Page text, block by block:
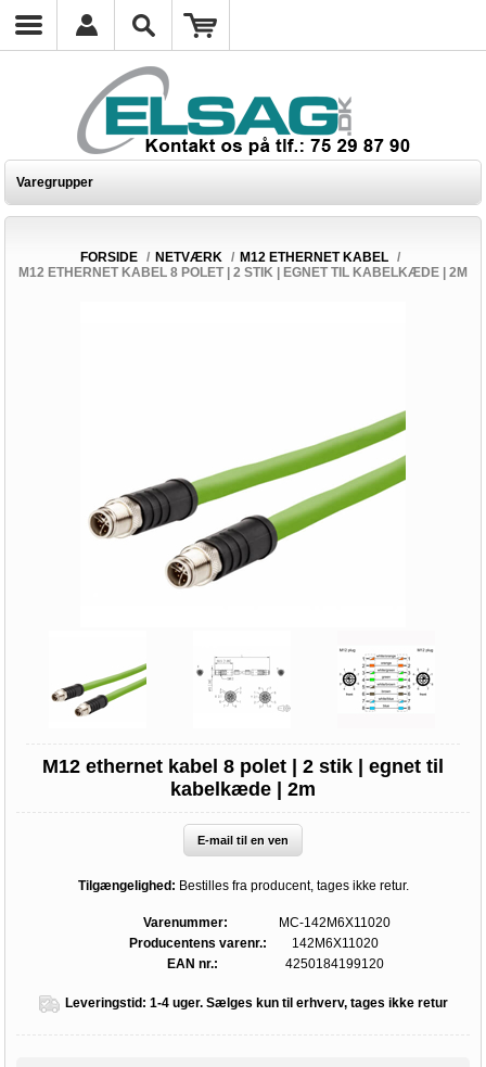
Varegrupper
FORSIDE / NETVÆRK / M12 ETHERNET KABEL /
M12 ETHERNET KABEL 8 POLET | 2 STIK | EGNET TIL KABELKÆDE | 2M
M12 ethernet kabel 8 polet | 2 stik | egnet til
kabelkæde | 2m
E-mail til en ven
Tilgængelighed: Bestilles fra producent, tages ikke retur.
Varenummer:
MC-142M6X11020
Producentens varenr.:
142M6X11020
EAN nr.:
4250184199120
Leveringstid: 1-4 uger. Sælges kun til erhverv, tages ikke retur